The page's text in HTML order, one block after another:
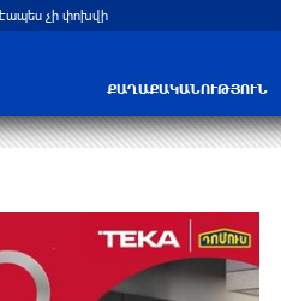
չի փոխվի
ՔԱՂԱՔԱԿԱՆՈՒԹՅՈՒՆ